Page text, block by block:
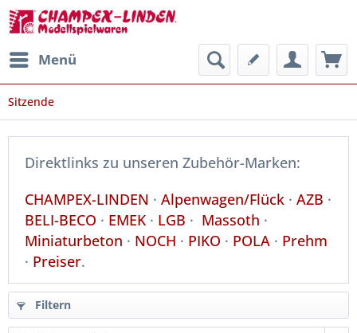
Menü
Sitzende
Direktlinks zu unseren Zubehör-Marken:
CHAMPEX-LINDEN · Alpenwagen/Flück · AZB ·
BELI-BECO · EMEK · LGB · Massoth ·
Miniaturbeton · NOCH · PIKO · POLA · Prehm
· Preiser.
Filtern